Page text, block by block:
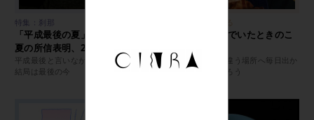
特集：刹那
「平成最後の夏」だった。この
夏の所信表明、25人による声
平成最後と言いながら、どんな瞬間も
結局は最後の今
生活さんと住んでいたときのこ
一緒に暮らそう、違う場所へ毎日出か
けて同じ場所に帰ろう